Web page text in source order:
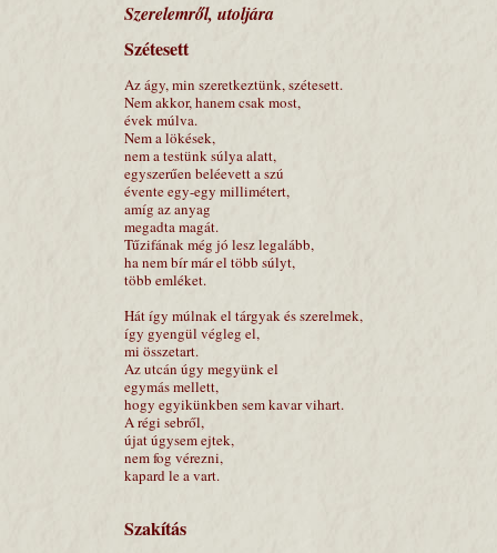
Szerelemről, utoljára
Szétesett
Az ágy, min szeretkeztünk, szétesett.
Nem akkor, hanem csak most,
évek múlva.
Nem a lökések,
nem a testünk súlya alatt,
egyszerűen beléevett a szú
évente egy-egy millimétert,
amíg az anyag
megadta magát.
Tűzifának még jó lesz legalább,
ha nem bír már el több súlyt,
több emléket.
Hát így múlnak el tárgyak és szerelmek,
így gyengül végleg el,
mi összetart.
Az utcán úgy megyünk el
egymás mellett,
hogy egyikünkben sem kavar vihart.
A régi sebről,
újat úgysem ejtek,
nem fog vérezni,
kapard le a vart.
Szakítás